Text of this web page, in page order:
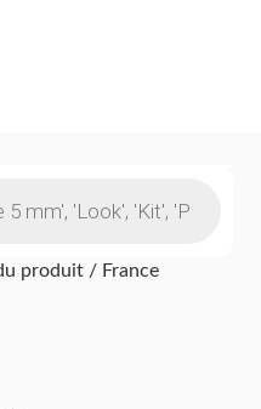
produit / France